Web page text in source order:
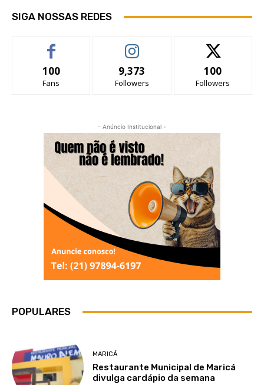
SIGA NOSSAS REDES
100
Fans
9,373
Followers
100
Followers
- Anúncio Institucional -
POPULARES
MARICÁ
Restaurante Municipal de Maricá
divulga cardápio da semana